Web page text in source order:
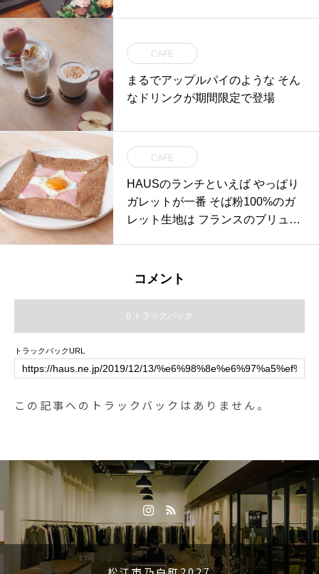
CAFE
まるでアップルパイのような そん
なドリンクが期間限定で登場
CAFE
HAUSのランチといえば やっぱり
ガレットが一番️ そば粉100%のガ
レット生地は フランスのブリュタ
コメント
0 トラックバック
トラックバックURL
この記事へのトラックバックはありません。